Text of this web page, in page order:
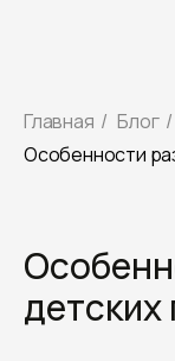
Главная / Блог /
Особенности